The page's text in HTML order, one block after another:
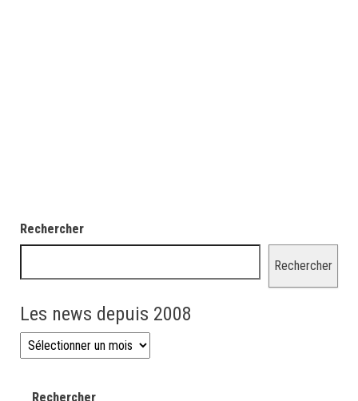
Rechercher
Rechercher
Les news depuis 2008
Les news depuis 2008
Rechercher